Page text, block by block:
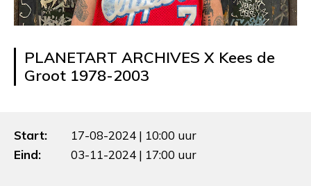
PLANETART ARCHIVES X Kees de
Groot 1978-2003
Start:
17-08-2024 | 10:00 uur
Eind:
03-11-2024 | 17:00 uur